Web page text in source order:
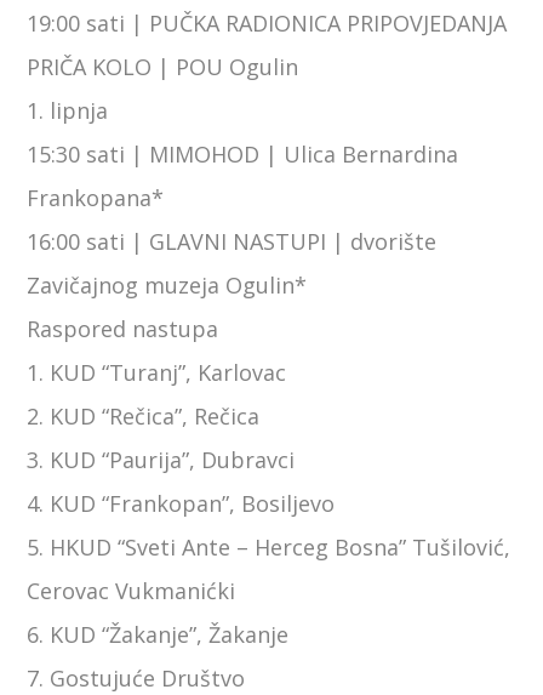
19:00 sati | PUČKA RADIONICA PRIPOVJEDANJA
PRIČA KOLO | POU Ogulin
1. lipnja
15:30 sati | MIMOHOD | Ulica Bernardina
Frankopana*
16:00 sati | GLAVNI NASTUPI | dvorište
Zavičajnog muzeja Ogulin*
Raspored nastupa
1. KUD “Turanj”, Karlovac
2. KUD “Rečica”, Rečica
3. KUD “Paurija”, Dubravci
4. KUD “Frankopan”, Bosiljevo
5. HKUD “Sveti Ante – Herceg Bosna” Tušilović,
Cerovac Vukmanićki
6. KUD “Žakanje”, Žakanje
7. Gostujuće Društvo